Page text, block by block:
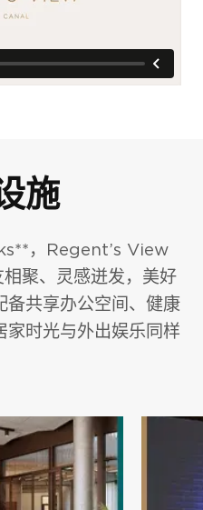
施
，Regent’s View
聚、灵感迸发，美好
备共享办公空间、健康
家时光与外出娱乐同样